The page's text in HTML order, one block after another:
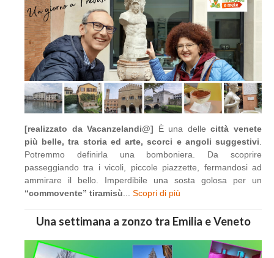
[realizzato da Vacanzelandi@] È una dellecittà venete
più belle, tra storia ed arte, scorci e angoli suggestivi.
Potremmo definirla una bomboniera. Da scoprire
passeggiando tra i vicoli, piccole piazzette, fermandosi ad
ammirare il bello. Imperdibile una sosta golosa per un
“commovente” tiramisù... Scopri di più
Una settimana a zonzo tra Emilia e Veneto